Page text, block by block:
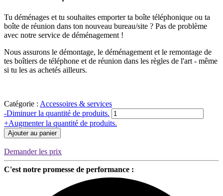
Tu déménages et tu souhaites emporter ta boîte téléphonique ou ta
boîte de réunion dans ton nouveau bureau/site ? Pas de problème
avec notre service de déménagement !
Nous assurons le démontage, le déménagement et le remontage de
tes boîtiers de téléphone et de réunion dans les règles de l'art - même
si tu les as achetés ailleurs.
Catégorie : Accessoires & services
-Diminuer la quantité de produits. Quantité
Umzugsservice
+Augmenter la quantité de produits.
Ajouter au panier
Demander les prix
C'est notre promesse de performance :